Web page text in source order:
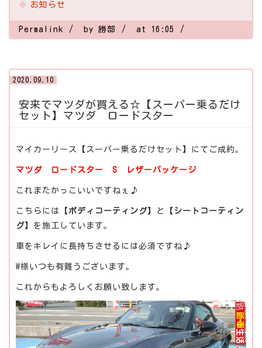
お知らせ
Permalink by 勝部 at 16:05
2020.09.10
安来でマツダが買える☆【スーパー乗るだけ
セット】マツダ ロードスター
マイカーリース【スーパー乗るだけセット】にてご成約。
マツダ ロードスター S レザーパッケージ
これまたかっこいいですねぇ♪
こちらには【 ボディコーティング 】と【 シートコーティン
グ 】を施工しています。
車をキレイに長持ちさせるには必須ですね♪
W様いつも有難うございます。
これからもよろしくお願い致します。